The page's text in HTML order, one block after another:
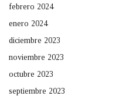
febrero 2024
enero 2024
diciembre 2023
noviembre 2023
octubre 2023
septiembre 2023